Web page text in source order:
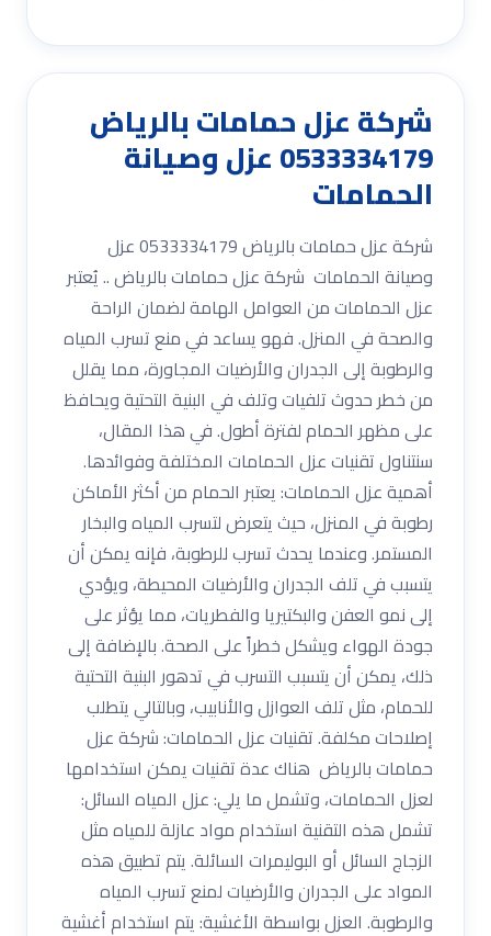
شركة عزل حمامات بالرياض
0533334179 عزل وصيانة
الحمامات
شركة عزل حمامات بالرياض 0533334179 عزل
وصيانة الحمامات شركة عزل حمامات بالرياض .. يُعتبر
عزل الحمامات من العوامل الهامة لضمان الراحة
والصحة في المنزل. فهو يساعد في منع تسرب المياه
والرطوبة إلى الجدران والأرضيات المجاورة، مما يقلل
من خطر حدوث تلفيات وتلف في البنية التحتية ويحافظ
على مظهر الحمام لفترة أطول. في هذا المقال،
سنتناول تقنيات عزل الحمامات المختلفة وفوائدها.
أهمية عزل الحمامات: يعتبر الحمام من أكثر الأماكن
رطوبة في المنزل، حيث يتعرض لتسرب المياه والبخار
المستمر. وعندما يحدث تسرب للرطوبة، فإنه يمكن أن
يتسبب في تلف الجدران والأرضيات المحيطة، ويؤدي
إلى نمو العفن والبكتيريا والفطريات، مما يؤثر على
جودة الهواء ويشكل خطراً على الصحة. بالإضافة إلى
ذلك، يمكن أن يتسبب التسرب في تدهور البنية التحتية
للحمام، مثل تلف العوازل والأنابيب، وبالتالي يتطلب
إصلاحات مكلفة. تقنيات عزل الحمامات: شركة عزل
حمامات بالرياض هناك عدة تقنيات يمكن استخدامها
لعزل الحمامات، وتشمل ما يلي: عزل المياه السائل:
تشمل هذه التقنية استخدام مواد عازلة للمياه مثل
الزجاج السائل أو البوليمرات السائلة. يتم تطبيق هذه
المواد على الجدران والأرضيات لمنع تسرب المياه
والرطوبة. العزل بواسطة الأغشية: يتم استخدام أغشية